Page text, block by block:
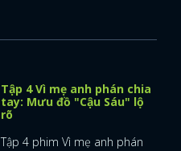
Tập 4 Vì mẹ anh phán chia
tay: Mưu đồ "Cậu Sáu" lộ
rõ
Tập 4 phim Vì mẹ anh phán